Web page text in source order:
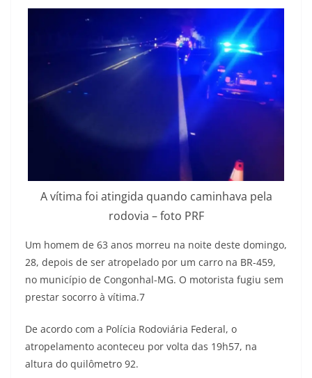
A vítima foi atingida quando caminhava pela
rodovia – foto PRF
Um homem de 63 anos morreu na noite deste domingo,
28, depois de ser atropelado por um carro na BR-459,
no município de Congonhal-MG. O motorista fugiu sem
prestar socorro à vítima.7
De acordo com a Polícia Rodoviária Federal, o
atropelamento aconteceu por volta das 19h57, na
altura do quilômetro 92.